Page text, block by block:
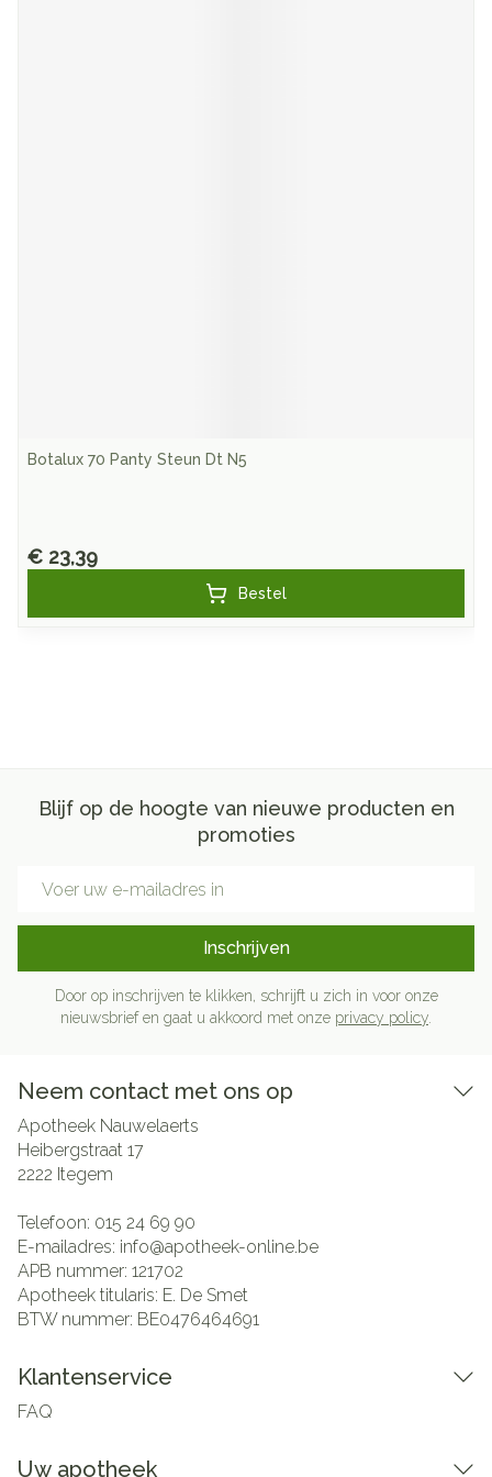
Botalux 70 Panty Steun Dt N5
€ 23,39
Bestel
Blijf op de hoogte van nieuwe producten en
promoties
Inschrijven
Door op inschrijven te klikken, schrijft u zich in voor onze
nieuwsbrief en gaat u akkoord met onze privacy policy
Neem contact met ons op
Apotheek Nauwelaerts
Heibergstraat 17
2222 Itegem
Telefoon: 015 24 69 90
E-mailadres: info@apotheek-online.be
APB nummer: 121702
Apotheek titularis: E. De Smet
BTW nummer: BE0476464691
Klantenservice
FAQ
Uw apotheek